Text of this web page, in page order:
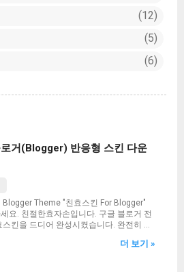
12
5
6
거(Blogger) 반응형 스킨 다운
Blogger Theme "친효스킨 For Blogger"
요. 친절한효자손입니다. 구글 블로거 전
스킨을 드디어 완성시켰습니다. 완전히 무
개조하여 제작한 테마입니다. 따라서 기본
더 보기 »